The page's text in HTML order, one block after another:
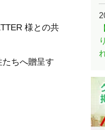
様との共
ちへ贈呈す